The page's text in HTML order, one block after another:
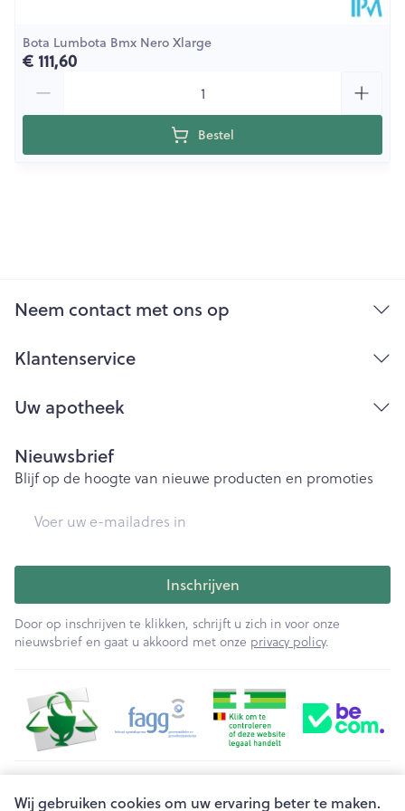
Wij gebruiken cookies om uw ervaring beter te maken.
Bota Lumbota Bmx Nero Xlarge
€ 111,60
Bestel
Neem contact met ons op
Klantenservice
Uw apotheek
Nieuwsbrief
Blijf op de hoogte van nieuwe producten en promoties
Inschrijven
Door op inschrijven te klikken, schrijft u zich in voor onze
nieuwsbrief en gaat u akkoord met onze privacy policy.
Juridische links